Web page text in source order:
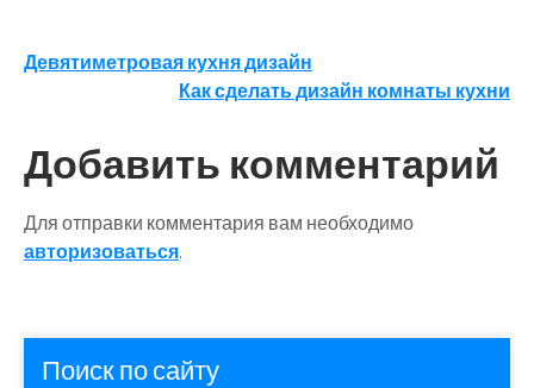
Навигация
записям
Девятиметровая кухня дизайн
Как сделать дизайн комнаты кухни
Добавить комментарий
Для отправки комментария вам необходимо
авторизоваться.
Поиск по сайту